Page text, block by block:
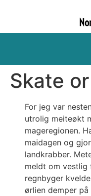
Skate
For jeg var
utrolig meiteøkt
mageregionen.
maidagen og
landkrabber.
meldt om vestlig
regnbyger
ørlien demper